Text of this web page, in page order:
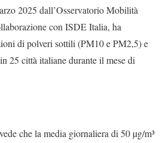
2025 dall’Osservatorio Mobilità
con ISDE Italia, ha
di polveri sottili (PM10 e PM2,5) e
25 città italiane durante il mese di
che la media giornaliera di 50 µg/m³